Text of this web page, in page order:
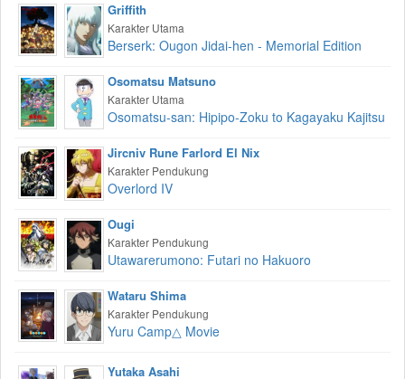
Griffith
Karakter Utama
Berserk: Ougon Jidai-hen - Memorial Edition
Osomatsu Matsuno
Karakter Utama
Osomatsu-san: Hipipo-Zoku to Kagayaku Kajitsu
Jircniv Rune Farlord El Nix
Karakter Pendukung
Overlord IV
Ougi
Karakter Pendukung
Utawarerumono: Futari no Hakuoro
Wataru Shima
Karakter Pendukung
Yuru Camp△ Movie
Yutaka Asahi